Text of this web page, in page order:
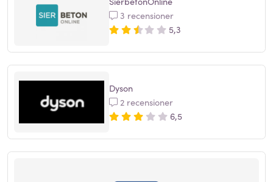
3 recensioner
5,3
Dyson
2 recensioner
6,5